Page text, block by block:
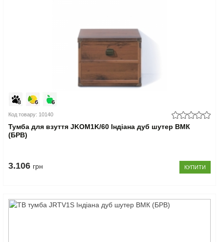
Код товару: 10140
Тумба для взуття JKOM1K/60 Індіана дуб шутер ВМК
(БРВ)
3.106 грн КУПИТИ